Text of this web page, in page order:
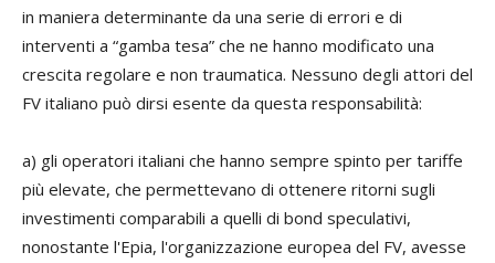
in maniera determinante da una serie di errori e di
interventi a “gamba tesa” che ne hanno modificato una
crescita regolare e non traumatica. Nessuno degli attori del
FV italiano può dirsi esente da questa responsabilità:
a) gli operatori italiani che hanno sempre spinto per tariffe
più elevate, che permettevano di ottenere ritorni sugli
investimenti comparabili a quelli di bond speculativi,
nonostante l'Epia, l'organizzazione europea del FV, avesse